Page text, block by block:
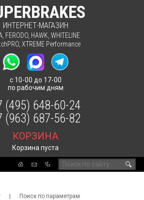
ИНТЕРНЕТ-МАГАЗИН
FERODO HAWK WHITELINE
XTREME Performance
с 10-00 до 17-00
по рабочим дням
🔍
КОРЗИНА
Корзина пуста
(495) 648-60-24
(963) 687-56-82
| Поиск по параметрам